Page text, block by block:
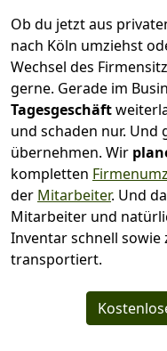
Ob du jetzt aus
nach Köln umziehst
Wechsel des
gerne. Gerade im
Tagesgeschäft
und schaden nur. Und
übernehmen. Wir
kompletten
der Mitarbeiter. Und
Mitarbeiter und
Inventar schnell sowie
transportiert.